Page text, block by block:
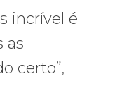
incrível é
as
certo”,